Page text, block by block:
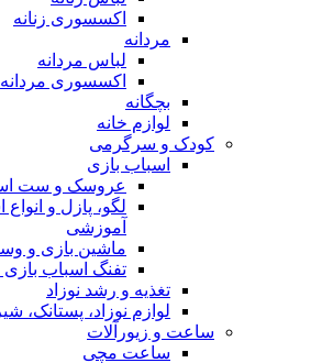
اکسسوری زنانه
مردانه
لباس مردانه
اکسسوری مردانه
بچگانه
لوازم خانه
کودک و سرگرمی
اسباب بازی
عروسک و ست
لگو، پازل و
آموزشی
ماشین بازی و
تفنگ اسباب بازی
تغذیه و رشد نوزاد
لوازم نوزاد، پستانک،
ساعت و زیور‌آلات
ساعت مچی